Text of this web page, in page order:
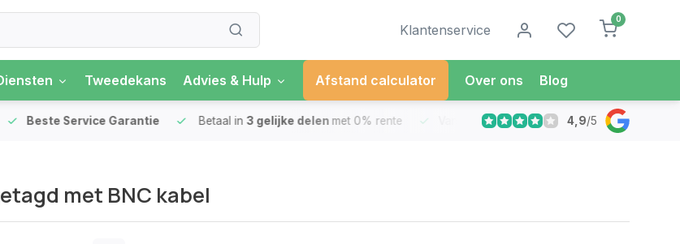
Klantenservice
0
Tweedekans Advies & Hulp Afstand calculator Over ons Blog
Beste Service Garantie Betaal in 3 gelijke delen met 0% rente Vandaag besteldMorgen in Huis*
4,9/5
met BNC kabel